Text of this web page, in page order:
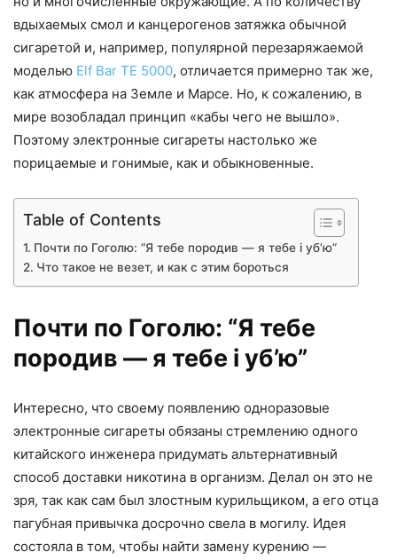
вдыхаемых смол и канцерогенов затяжка обычной
сигаретой и, например, популярной перезаряжаемой
моделью Elf Bar TE 5000, отличается примерно так же,
как атмосфера на Земле и Марсе. Но, к сожалению, в
мире возобладал принцип «кабы чего не вышло».
Поэтому электронные сигареты настолько же
порицаемые и гонимые, как и обыкновенные.
Table of Contents
Почти по Гоголю: “Я тебе породив — я тебе і уб’ю”
Что такое не везет, и как с этим бороться
Почти по Гоголю: “Я тебе
породив — я тебе і уб’ю”
Интересно, что своему появлению одноразовые
электронные сигареты обязаны стремлению одного
китайского инженера придумать альтернативный
способ доставки никотина в организм. Делал он это не
зря, так как сам был злостным курильщиком, а его отца
пагубная привычка досрочно свела в могилу. Идея
состояла в том, чтобы найти замену курению —